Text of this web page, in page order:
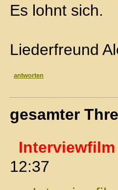
Es lohnt sich.
Liederfreund
antworten
gesamter
12:37